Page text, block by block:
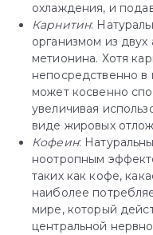
охлаждения, и
Карнитин:
организмом из двух
метионина. Хотя
непосредственно в
может косвенно
увеличивая
виде жировых
Кофеин:
ноотропным
таких как кофе,
наиболее
мире, который
центральной